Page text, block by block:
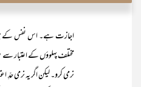
اجازت ہے۔ اس نفس کے
مختلف پہلوؤں کے اعتبار
نرمی کرو۔ لیکن اگر یہ نرمی